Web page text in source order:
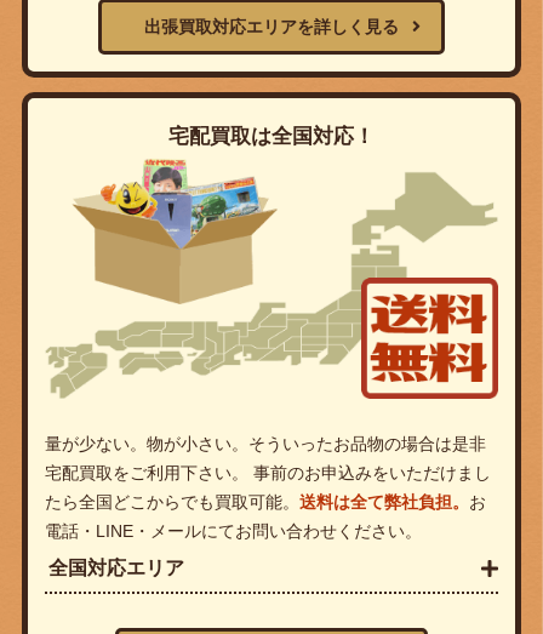
出張買取対応エリアを詳しく見る
宅配買取は全国対応！
量が少ない。物が小さい。そういったお品物の場合は是非
宅配買取をご利用下さい。 事前のお申込みをいただけまし
たら全国どこからでも買取可能。 送料は全て弊社負担。 お
電話・LINE・メールにてお問い合わせください。
全国対応エリア